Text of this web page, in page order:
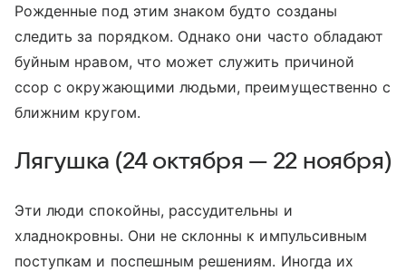
Рожденные под этим знаком будто созданы
следить за порядком. Однако они часто обладают
буйным нравом, что может служить причиной
ссор с окружающими людьми, преимущественно с
ближним кругом.
Лягушка (24 октября — 22 ноября)
Эти люди спокойны, рассудительны и
хладнокровны. Они не склонны к импульсивным
поступкам и поспешным решениям. Иногда их